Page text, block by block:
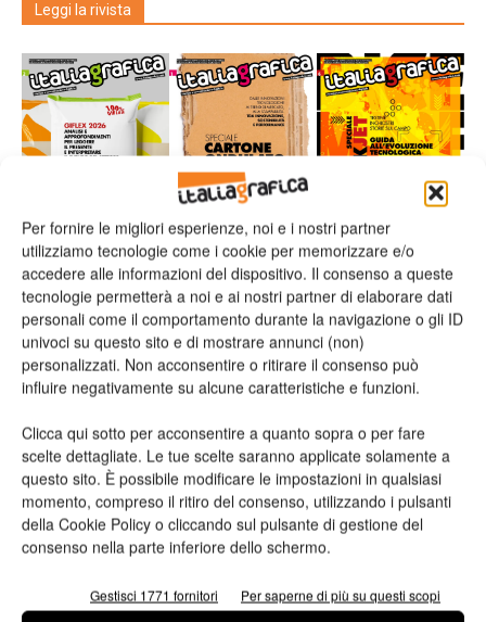
Per fornire le migliori esperienze, noi e i nostri partner
utilizziamo tecnologie come i cookie per memorizzare e/o
accedere alle informazioni del dispositivo. Il consenso a queste
tecnologie permetterà a noi e ai nostri partner di elaborare dati
personali come il comportamento durante la navigazione o gli ID
univoci su questo sito e di mostrare annunci (non)
personalizzati. Non acconsentire o ritirare il consenso può
influire negativamente su alcune caratteristiche e funzioni.
Clicca qui sotto per acconsentire a quanto sopra o per fare
scelte dettagliate. Le tue scelte saranno applicate solamente a
questo sito. È possibile modificare le impostazioni in qualsiasi
momento, compreso il ritiro del consenso, utilizzando i pulsanti
della Cookie Policy o cliccando sul pulsante di gestione del
consenso nella parte inferiore dello schermo.
Gestisci 1771 fornitori Per saperne di più su questi scopi
Leggi la rivista
n.2 - Giugno 2026 n.1 - Maggio 2026 n.6 - Dicembre 2025
Edicola Web
Iscriviti alla newsletter
Seguici su Facebook